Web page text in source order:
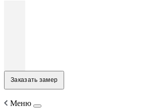
Заказать замер
Меню